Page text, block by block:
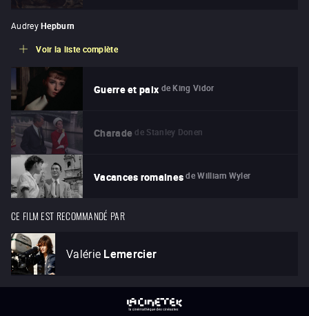
Audrey Hepburn
Voir la liste complète
Guerre et paix de King Vidor
Charade de Stanley Donen
Vacances romaines de William Wyler
CE FILM EST RECOMMANDÉ PAR
Valérie Lemercier